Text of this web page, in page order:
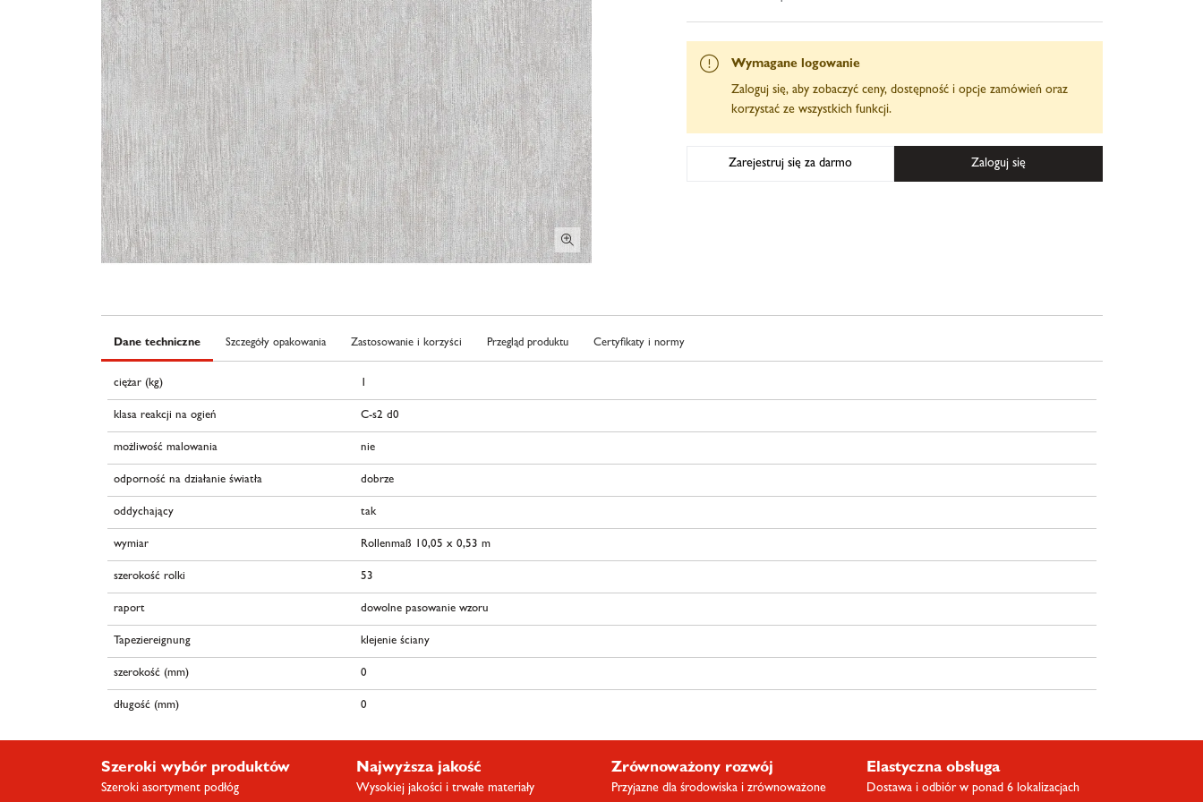
Wymagane logowanie
Zaloguj się, aby zobaczyć ceny, dostępność i opcje zamówień oraz
korzystać ze wszystkich funkcji.
Zarejestruj się za darmo Zaloguj się
Dane techniczne Szczegóły opakowania Zastosowanie i korzyści Przegląd produktu Certyfikaty i normy
ciężar (kg)
klasa reakcji na ogień C-s2 d0
możliwość malowania nie
odporność na działanie światła dobrze
oddychający tak
wymiar Rollenmaß 10,05 x 0,53 m
szerokość rolki 53
raport dowolne pasowanie wzoru
Tapeziereignung klejenie ściany
szerokość (mm) 0
długość (mm) 0
Szeroki wybór produktów
Szeroki asortyment podłóg
Najwyższa jakość
Wysokiej jakości i trwałe materiały
Zrównoważony rozwój
Przyjazne dla środowiska i zrównoważone
Elastyczna obsługa
Dostawa i odbiór w ponad 6 lokalizacjach